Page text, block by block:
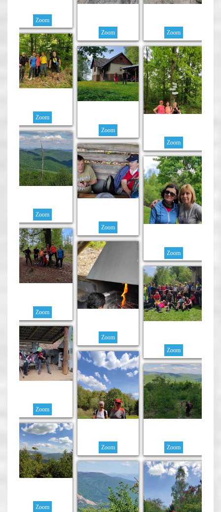
Zoom
Zoom
Zoom
Zoom
Zoom
Zoom
Zoom
Zoom
Zoom
Zoom
Zoom
Zoom
Zoom
Zoom Zoom
Zoom